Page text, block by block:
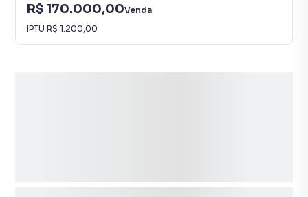
R$ 170.000,00Venda
IPTU R$ 1.200,00